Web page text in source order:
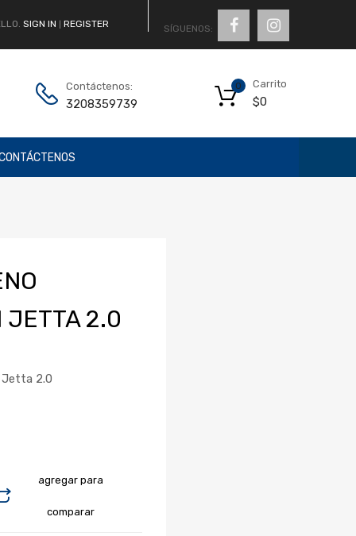
SIGN IN REGISTER SÍGUENOS:
Contáctenos:
3208359739
Carrito
$0
0
JETTA 2.0
Jetta 2.0
agregar para
comparar